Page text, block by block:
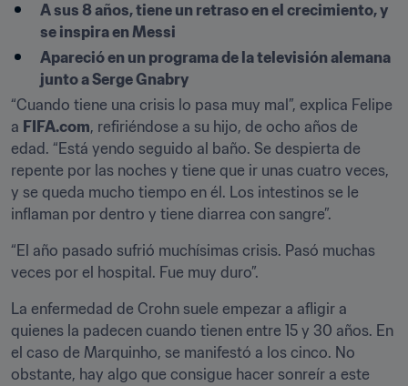
A sus 8 años, tiene un retraso en el crecimiento, y
se inspira en Messi
Apareció en un programa de la televisión alemana
junto a Serge Gnabry
“Cuando tiene una crisis lo pasa muy mal”, explica Felipe
a FIFA.com, refiriéndose a su hijo, de ocho años de
edad. “Está yendo seguido al baño. Se despierta de
repente por las noches y tiene que ir unas cuatro veces,
y se queda mucho tiempo en él. Los intestinos se le
inflaman por dentro y tiene diarrea con sangre”.
“El año pasado sufrió muchísimas crisis. Pasó muchas
veces por el hospital. Fue muy duro”.
La enfermedad de Crohn suele empezar a afligir a
quienes la padecen cuando tienen entre 15 y 30 años. En
el caso de Marquinho, se manifestó a los cinco. No
obstante, hay algo que consigue hacer sonreír a este